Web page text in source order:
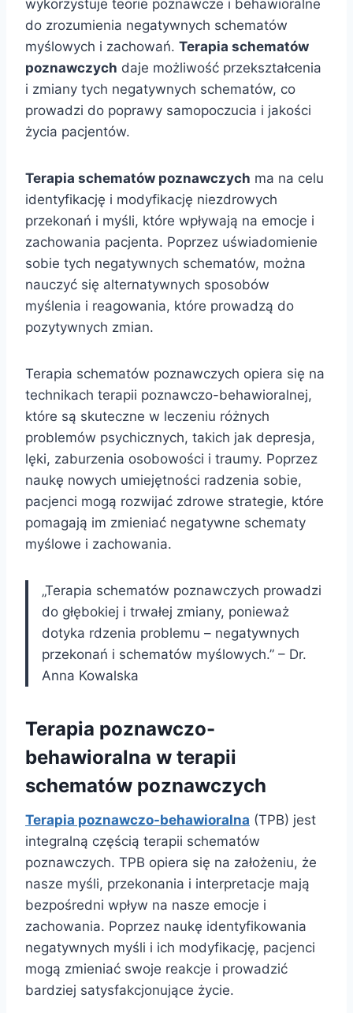
wykorzystuje teorie poznawcze i behawioralne
do zrozumienia negatywnych schematów
myślowych i zachowań. Terapia schematów
poznawczych daje możliwość przekształcenia
i zmiany tych negatywnych schematów, co
prowadzi do poprawy samopoczucia i jakości
życia pacjentów.
Terapia schematów poznawczych ma na celu
identyfikację i modyfikację niezdrowych
przekonań i myśli, które wpływają na emocje i
zachowania pacjenta. Poprzez uświadomienie
sobie tych negatywnych schematów, można
nauczyć się alternatywnych sposobów
myślenia i reagowania, które prowadzą do
pozytywnych zmian.
Terapia schematów poznawczych opiera się na
technikach terapii poznawczo-behawioralnej,
które są skuteczne w leczeniu różnych
problemów psychicznych, takich jak depresja,
lęki, zaburzenia osobowości i traumy. Poprzez
naukę nowych umiejętności radzenia sobie,
pacjenci mogą rozwijać zdrowe strategie, które
pomagają im zmieniać negatywne schematy
myślowe i zachowania.
„Terapia schematów poznawczych prowadzi
do głębokiej i trwałej zmiany, ponieważ
dotyka rdzenia problemu – negatywnych
przekonań i schematów myślowych.” – Dr.
Anna Kowalska
Terapia poznawczo-
behawioralna w terapii
schematów poznawczych
Terapia poznawczo-behawioralna (TPB) jest
integralną częścią terapii schematów
poznawczych. TPB opiera się na założeniu, że
nasze myśli, przekonania i interpretacje mają
bezpośredni wpływ na nasze emocje i
zachowania. Poprzez naukę identyfikowania
negatywnych myśli i ich modyfikację, pacjenci
mogą zmieniać swoje reakcje i prowadzić
bardziej satysfakcjonujące życie.